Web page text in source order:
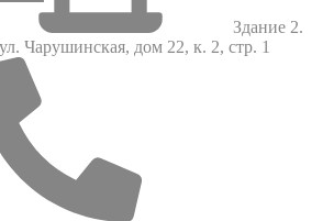
Здание 2.
Чарушинская, дом 22, к. 2, стр. 1